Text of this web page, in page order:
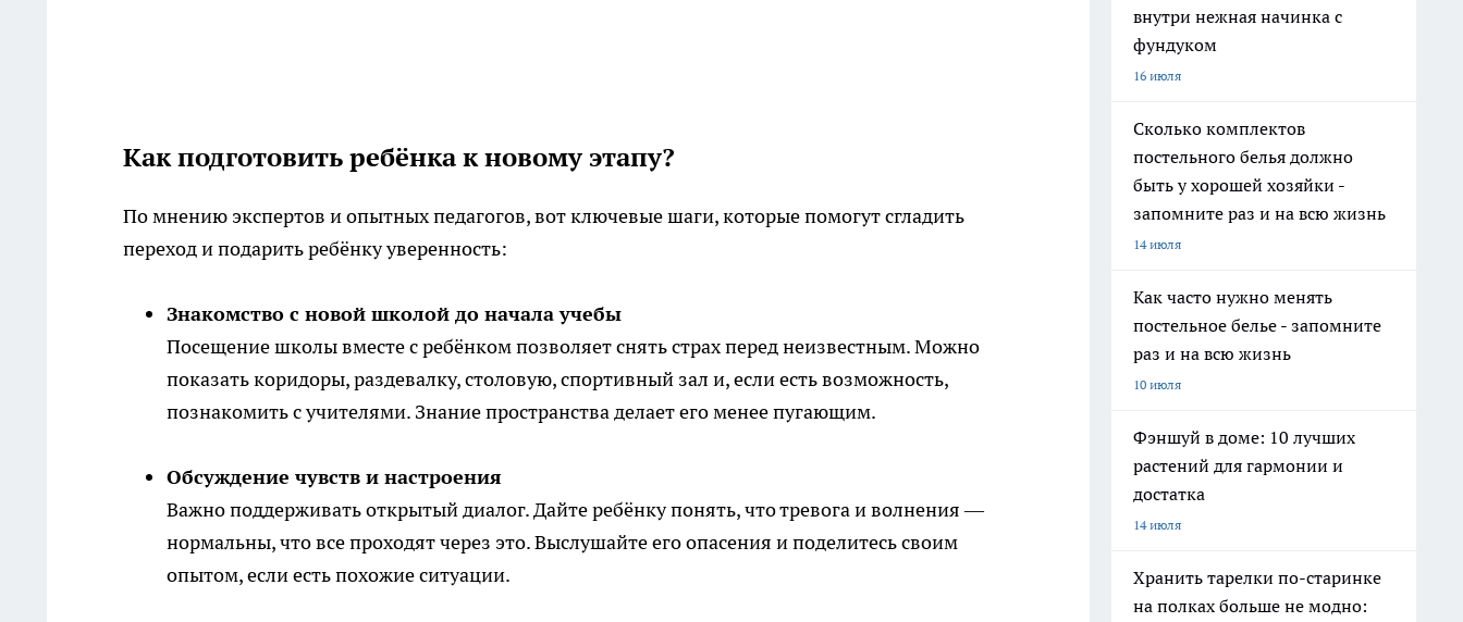
Как подготовить ребёнка к новому этапу?
По мнению экспертов и опытных педагогов, вот ключевые шаги, которые помогут сгладить
переход и подарить ребёнку уверенность:
Знакомство с новой школой до начала учебы
Посещение школы вместе с ребёнком позволяет снять страх перед неизвестным. Можно
показать коридоры, раздевалку, столовую, спортивный зал и, если есть возможность,
познакомить с учителями. Знание пространства делает его менее пугающим.
Обсуждение чувств и настроения
Важно поддерживать открытый диалог. Дайте ребёнку понять, что тревога и волнения —
нормальны, что все проходят через это. Выслушайте его опасения и поделитесь своим
опытом, если есть похожие ситуации.
внутри нежная начинка с
фундуком
16 июля
Сколько комплектов
постельного белья должно
быть у хорошей хозяйки -
запомните раз и на всю жизнь
14 июля
Как часто нужно менять
постельное белье - запомните
раз и на всю жизнь
10 июля
Фэншуй в доме: 10 лучших
растений для гармонии и
достатка
14 июля
Хранить тарелки по-старинке
на полках больше не модно: